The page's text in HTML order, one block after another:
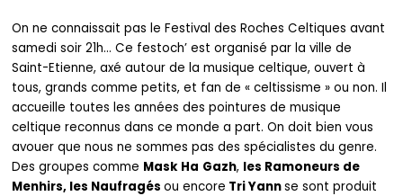
On ne connaissait pas le Festival des Roches Celtiques avant
samedi soir 21h… Ce festoch’ est organisé par la ville de
Saint-Etienne, axé autour de la musique celtique, ouvert à
tous, grands comme petits, et fan de « celtissisme » ou non. Il
accueille toutes les années des pointures de musique
celtique reconnus dans ce monde a part. On doit bien vous
avouer que nous ne sommes pas des spécialistes du genre.
Des groupes comme Mask Ha Gazh, les Ramoneurs de
Menhirs, les Naufragésou encore Tri Yannse sont produit